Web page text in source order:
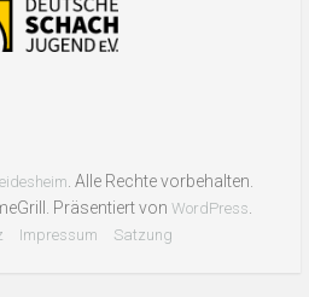
. Alle Rechte vorbehalten.
Präsentiert vonWordPress.
Impressum Satzung